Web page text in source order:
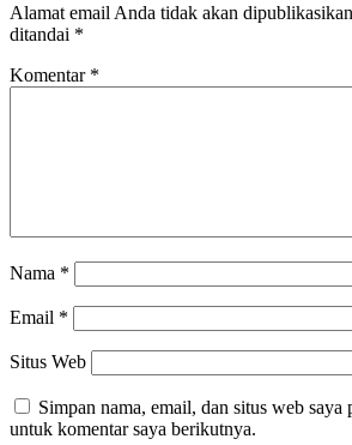
Alamat email Anda tidak akan
ditandai *
Komentar *
Nama *
Email *
Situs Web
Simpan nama, email, dan situs web saya
untuk komentar saya berikutnya.